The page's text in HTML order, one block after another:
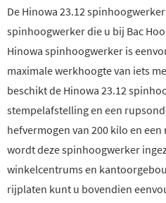
De Hinowa 23.12
spinhoogwerker die u bij Bac
Hinowa spinhoogwerker is
maximale werkhoogte van iets
beschikt de Hinowa 23.12
stempelafstelling en een
hefvermogen van 200 kilo en
wordt deze spinhoogwerker
winkelcentrums en
rijplaten kunt u bovendien